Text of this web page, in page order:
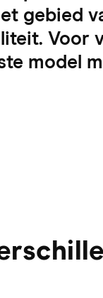
gebied
Voor
model